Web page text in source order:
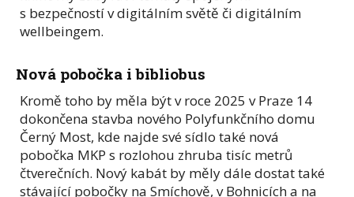
s bezpečností v digitálním světě či digitálním
wellbeingem.
Nová pobočka i bibliobus
Kromě toho by měla být v roce 2025 v Praze 14
dokončena stavba nového Polyfunkčního domu
Černý Most, kde najde své sídlo také nová
pobočka MKP s rozlohou zhruba tisíc metrů
čtverečních. Nový kabát by měly dále dostat také
stávající pobočky na Smíchově, v Bohnicích a na